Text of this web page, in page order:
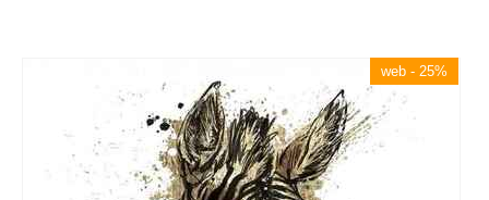
web - 25%